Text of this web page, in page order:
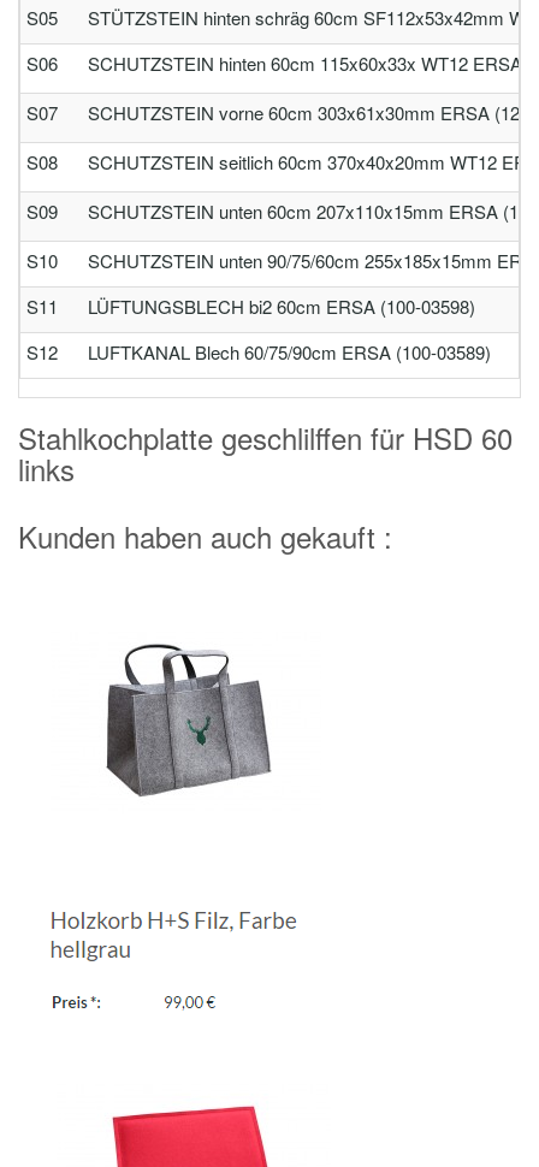
S05
STÜTZSTEIN hinten schräg 60cm SF112x53x42mm
S06
SCHUTZSTEIN hinten 60cm 115x60x33x WT12 ERSA
S07
SCHUTZSTEIN vorne 60cm 303x61x30mm ERSA
S08
SCHUTZSTEIN seitlich 60cm 370x40x20mm WT12
S09
SCHUTZSTEIN unten 60cm 207x110x15mm ERSA
S10
SCHUTZSTEIN unten 90/75/60cm 255x185x15mm
S11
LÜFTUNGSBLECH bi2 60cm ERSA (100-03598)
S12
LUFTKANAL Blech 60/75/90cm ERSA (100-03589)
Stahlkochplatte geschlilffen für HSD 60
links
Kunden haben auch gekauft :